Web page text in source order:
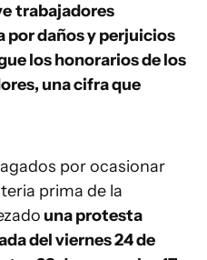
trabajadores
por daños y perjuicios
los honorarios de los
una cifra que
por ocasionar
prima de la
una protesta
del viernes 24 de